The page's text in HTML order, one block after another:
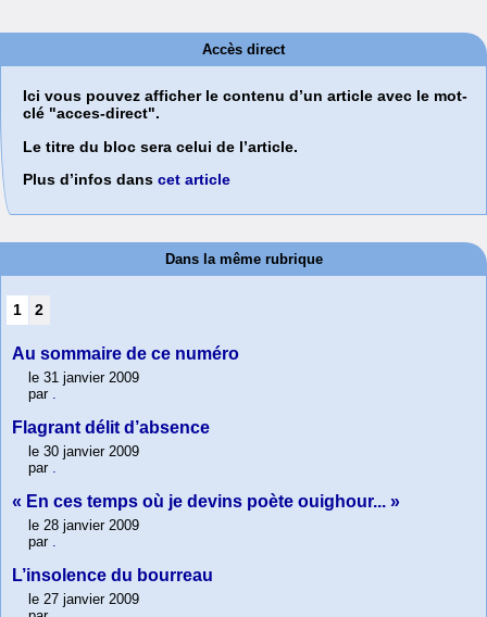
Accès direct
Ici vous pouvez afficher le contenu d’un article avec le mot-
clé "acces-direct".
Le titre du bloc sera celui de l’article.
Plus d’infos dans cet article
Dans la même rubrique
1 2
Au sommaire de ce numéro
le 31 janvier 2009
par .
Flagrant délit d’absence
le 30 janvier 2009
par .
« En ces temps où je devins poète ouighour... »
le 28 janvier 2009
par .
L’insolence du bourreau
le 27 janvier 2009